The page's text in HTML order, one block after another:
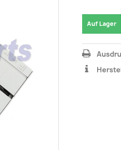
Auf Lager